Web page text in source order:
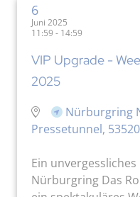
6
Juni 2025
11:59 - 14:59
VIP Upgrade -
2025
Nürburgring
Pressetunnel,
Ein
Nürburgring Das